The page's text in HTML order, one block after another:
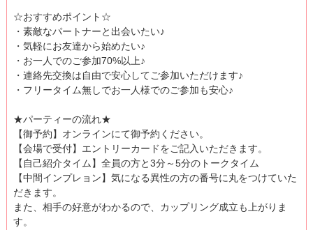
☆おすすめポイント☆
・素敵なパートナーと出会いたい♪
・気軽にお友達から始めたい♪
・お一人でのご参加70%以上♪
・連絡先交換は自由で安心してご参加いただけます♪
・フリータイム無しでお一人様でのご参加も安心♪
★パーティーの流れ★
【御予約】オンラインにて御予約ください。
【会場で受付】エントリーカードをご記入いただきます。
【自己紹介タイム】全員の方と3分～5分のトークタイム
【中間インプレョン】気になる異性の方の番号に丸をつけていた
だきます。
また、相手の好意がわかるので、カップリング成立も上がりま
す。